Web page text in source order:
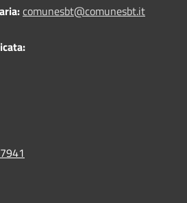
comunesbt@comunesbt.it